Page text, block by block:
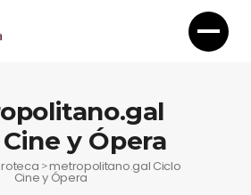
y Ópera
>metropolitano.gal Ciclo
Cine y Ópera